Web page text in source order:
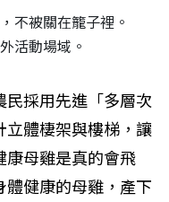
不被關在籠子裡。
活動場域。
民採用先進「多層次
立體棲架與樓梯，讓
康母雞是真的會飛
體健康的母雞，產下